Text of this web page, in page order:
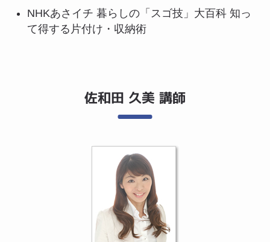
NHKあさイチ 暮らしの「スゴ技」大百科 知っ
て得する片付け・収納術
佐和田 久美 講師